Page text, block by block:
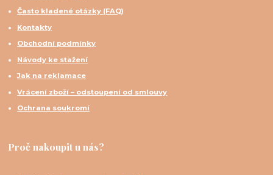
Často kladené otázky (FAQ)
Kontakty
Obchodní podmínky
Návody ke stažení
Jak na reklamace
Vrácení zboží – odstoupení od smlouvy
Ochrana soukromí
Proč nakoupit u nás?